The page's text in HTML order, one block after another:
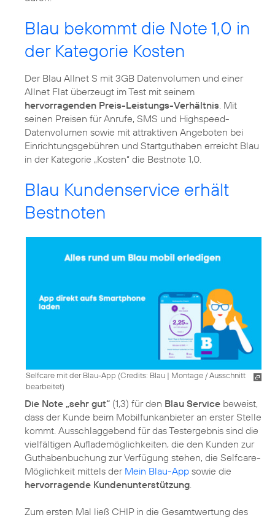
Blau bekommt die Note 1,0 in
der Kategorie Kosten
Der Blau Allnet S mit 3GB Datenvolumen und einer
Allnet Flat überzeugt im Test mit seinem
hervorragenden Preis-Leistungs-Verhältnis. Mit
seinen Preisen für Anrufe, SMS und Highspeed-
Datenvolumen sowie mit attraktiven Angeboten bei
Einrichtungsgebühren und Startguthaben erreicht Blau
in der Kategorie „Kosten“ die Bestnote 1,0.
Blau Kundenservice erhält
Bestnoten
Selfcare mit der Blau-App (Credits: Blau | Montage / Ausschnitt
bearbeitet)
Die Note „sehr gut“ (1,3) für den Blau Service beweist,
dass der Kunde beim Mobilfunkanbieter an erster Stelle
kommt. Ausschlaggebend für das Testergebnis sind die
vielfältigen Auflademöglichkeiten, die den Kunden zur
Guthabenbuchung zur Verfügung stehen, die Selfcare-
Möglichkeit mittels der Mein Blau-App sowie die
hervorragende Kundenunterstützung.
Zum ersten Mal ließ CHIP in die Gesamtwertung des